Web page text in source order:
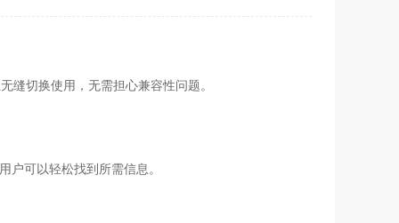
缝切换使用，无需担心兼容性问题。
户可以轻松找到所需信息。